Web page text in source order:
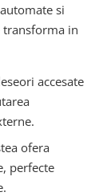
si
transforma in
accesate
ofera
perfecte